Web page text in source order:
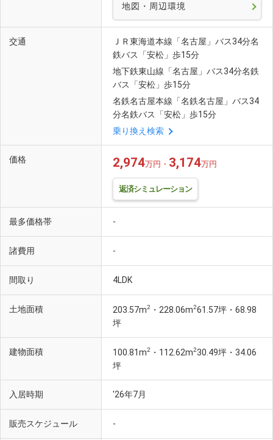
地図・周辺環境
交通
ＪＲ東海道本線「名古屋」バス34分名
鉄バス「安松」歩15分
地下鉄東山線「名古屋」バス34分名鉄
バス「安松」歩15分
名鉄名古屋本線「名鉄名古屋」バス34
分名鉄バス「安松」歩15分
乗り換え検索
価格 2,974万円・ 3,174万円
返済シミュレーション
最多価格帯 -
諸費用 -
間取り 4LDK
土地面積 203.57m2 ・228.06m261.57坪・68.98
坪
建物面積 100.81m2 ・112.62m230.49坪・34.06
坪
入居時期 '26年7月
販売スケジュール -